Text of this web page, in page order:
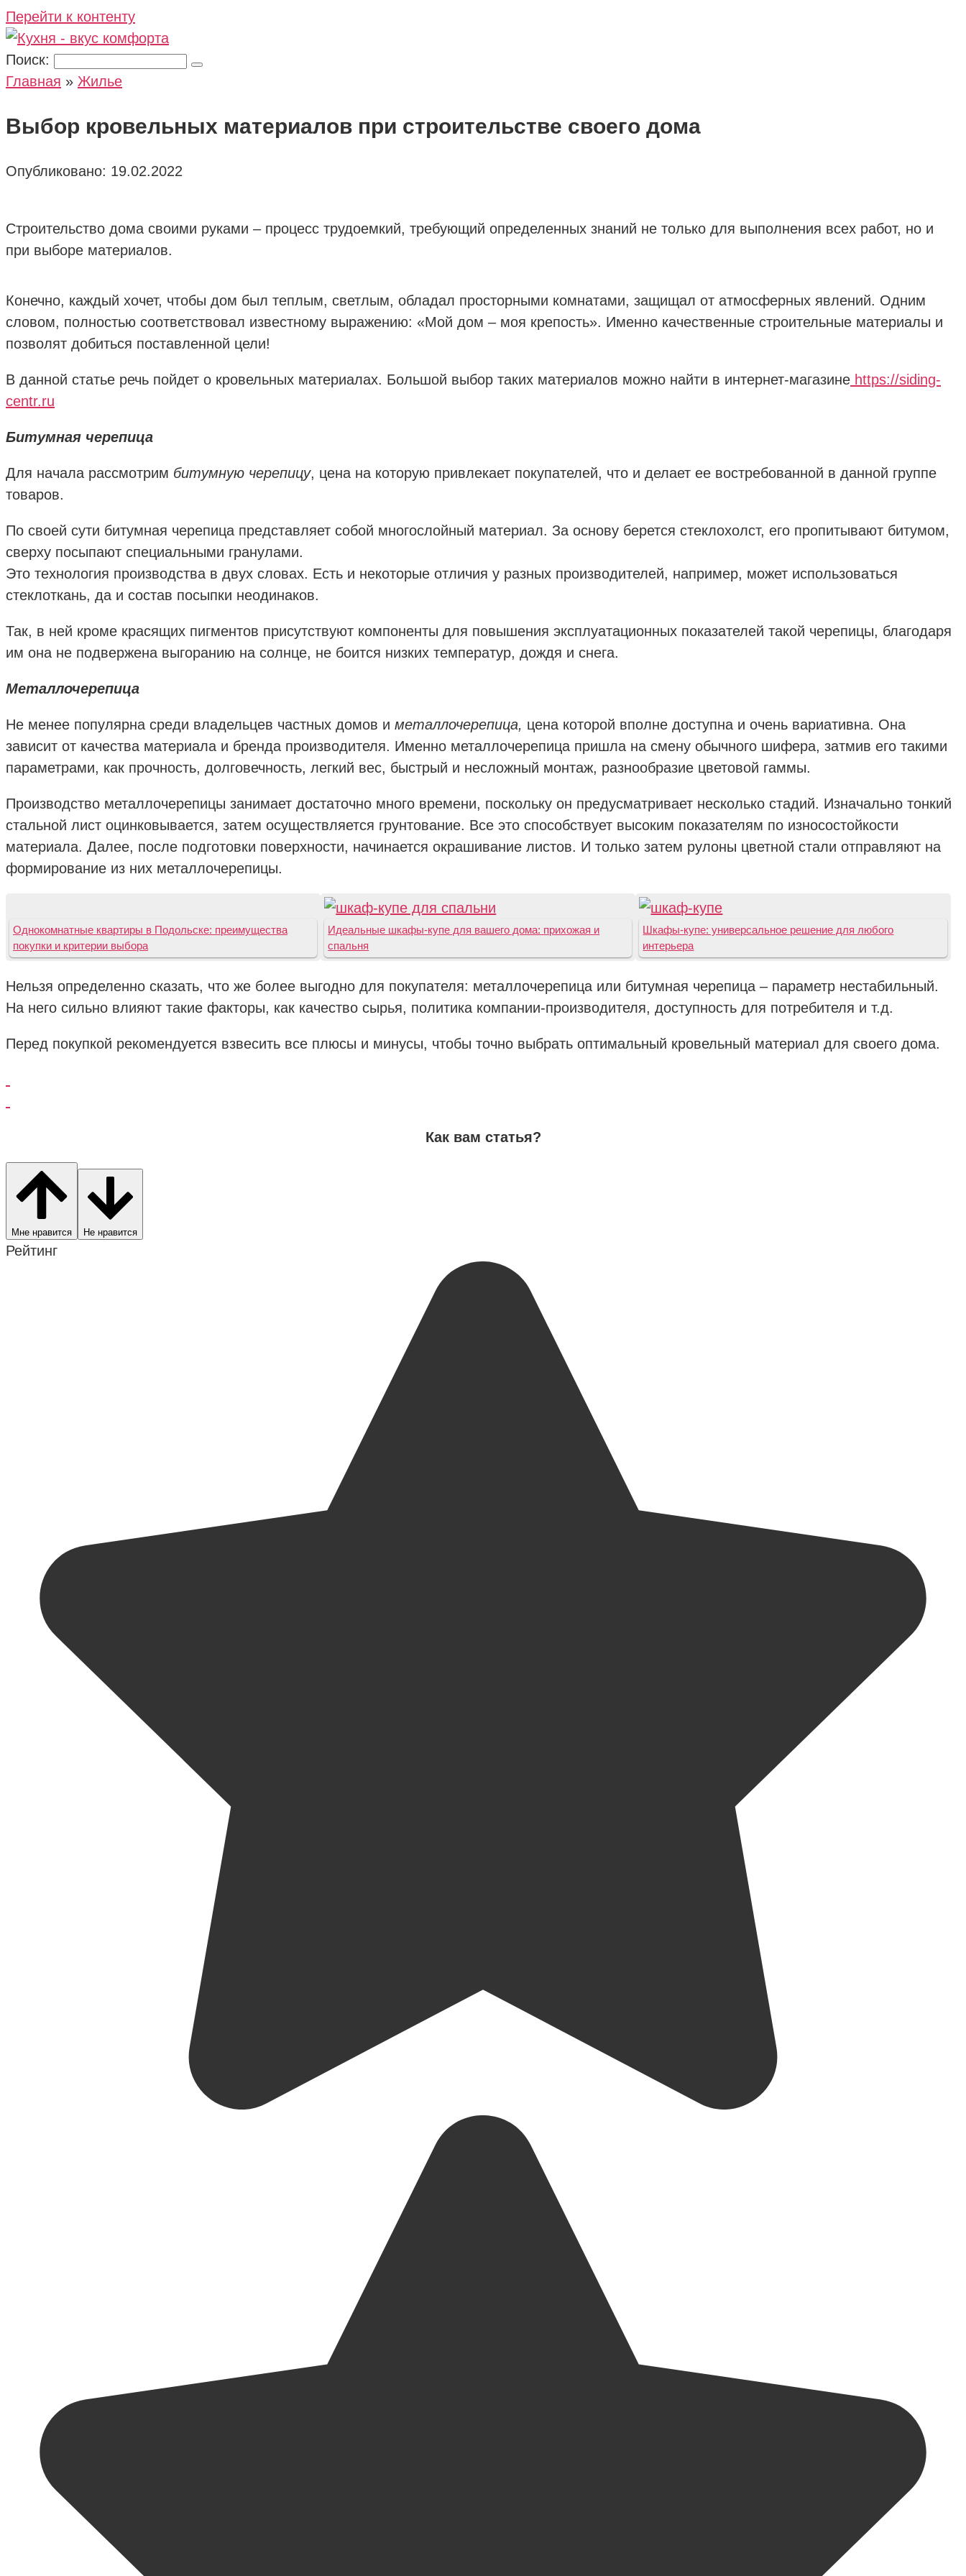
Перейти к контенту
Поиск:
Главная » Жилье
Выбор кровельных материалов при строительстве своего дома
Опубликовано: 19.02.2022
Строительство дома своими руками – процесс трудоемкий, требующий определенных знаний не только для выполнения всех работ, но и
при выборе материалов.
Конечно, каждый хочет, чтобы дом был теплым, светлым, обладал просторными комнатами, защищал от атмосферных явлений. Одним
словом, полностью соответствовал известному выражению: «Мой дом – моя крепость». Именно качественные строительные материалы и
позволят добиться поставленной цели!
В данной статье речь пойдет о кровельных материалах. Большой выбор таких материалов можно найти в интернет-магазине https://siding-
centr.ru
Битумная черепица
Для начала рассмотрим битумную черепицу, цена на которую привлекает покупателей, что и делает ее востребованной в данной группе
товаров.
По своей сути битумная черепица представляет собой многослойный материал. За основу берется стеклохолст, его пропитывают битумом,
сверху посыпают специальными гранулами.
Это технология производства в двух словах. Есть и некоторые отличия у разных производителей, например, может использоваться
стеклоткань, да и состав посыпки неодинаков.
Так, в ней кроме красящих пигментов присутствуют компоненты для повышения эксплуатационных показателей такой черепицы, благодаря
им она не подвержена выгоранию на солнце, не боится низких температур, дождя и снега.
Металлочерепица
Не менее популярна среди владельцев частных домов и металлочерепица, цена которой вполне доступна и очень вариативна. Она
зависит от качества материала и бренда производителя. Именно металлочерепица пришла на смену обычного шифера, затмив его такими
параметрами, как прочность, долговечность, легкий вес, быстрый и несложный монтаж, разнообразие цветовой гаммы.
Производство металлочерепицы занимает достаточно много времени, поскольку он предусматривает несколько стадий. Изначально тонкий
стальной лист оцинковывается, затем осуществляется грунтование. Все это способствует высоким показателям по износостойкости
материала. Далее, после подготовки поверхности, начинается окрашивание листов. И только затем рулоны цветной стали отправляют на
формирование из них металлочерепицы.
Однокомнатные квартиры в Подольске: преимущества
покупки и критерии выбора
Идеальные шкафы-купе для вашего дома: прихожая и
спальня
Шкафы-купе: универсальное решение для любого
интерьера
Нельзя определенно сказать, что же более выгодно для покупателя: металлочерепица или битумная черепица – параметр нестабильный.
На него сильно влияют такие факторы, как качество сырья, политика компании-производителя, доступность для потребителя и т.д.
Перед покупкой рекомендуется взвесить все плюсы и минусы, чтобы точно выбрать оптимальный кровельный материал для своего дома.
Как вам статья?
Мне нравится Не нравится
Рейтинг